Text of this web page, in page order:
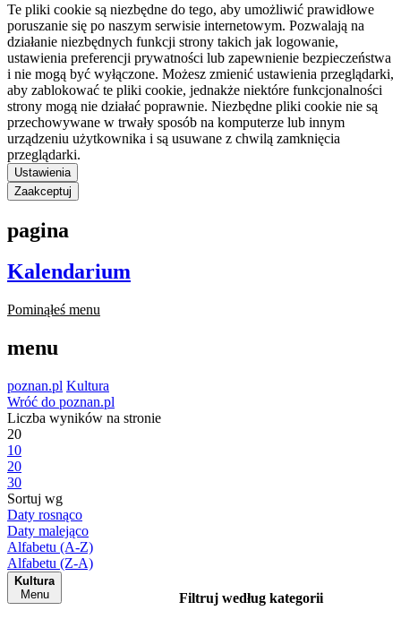
Te pliki cookie są niezbędne do tego, aby umożliwić prawidłowe
poruszanie się po naszym serwisie internetowym. Pozwalają na
działanie niezbędnych funkcji strony takich jak logowanie,
ustawienia preferencji prywatności lub zapewnienie bezpieczeństwa
i nie mogą być wyłączone. Możesz zmienić ustawienia przeglądarki,
aby zablokować te pliki cookie, jednakże niektóre funkcjonalności
strony mogą nie działać poprawnie. Niezbędne pliki cookie nie są
przechowywane w trwały sposób na komputerze lub innym
urządzeniu użytkownika i są usuwane z chwilą zamknięcia
przeglądarki.
Ustawienia
Zaakceptuj
pagina
Kalendarium
Pominąłeś menu
menu
poznan.pl Kultura
Wróć do poznan.pl
Liczba wyników na stronie
20
10
20
30
Sortuj wg
Daty rosnąco
Daty malejąco
Alfabetu (A-Z)
Alfabetu (Z-A)
Kultura
Menu
Filtruj według kategorii